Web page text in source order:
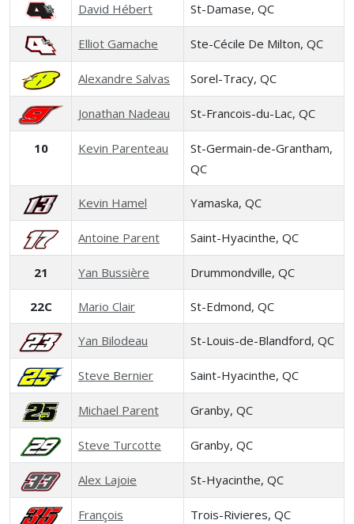
David Hébert St-Damase, QC
Elliot Gamache Ste-Cécile De Milton, QC
Alexandre Salvas Sorel-Tracy, QC
Jonathan Nadeau St-Francois-du-Lac, QC
10 Kevin Parenteau
St-Germain-de-Grantham,
QC
Kevin Hamel Yamaska, QC
Antoine Parent Saint-Hyacinthe, QC
21 Yan Bussière Drummondville, QC
22C Mario Clair St-Edmond, QC
Yan Bilodeau St-Louis-de-Blandford, QC
Steve Bernier Saint-Hyacinthe, QC
Michael Parent Granby, QC
Steve Turcotte Granby, QC
Alex Lajoie St-Hyacinthe, QC
François
Trois-Rivieres, QC